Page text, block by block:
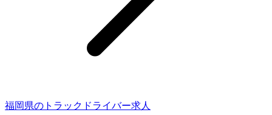
福岡県のトラックドライバー求人